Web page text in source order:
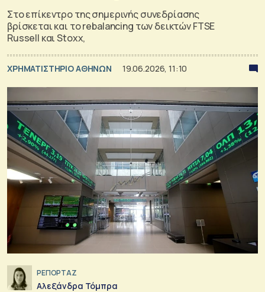
Στο επίκεντρο της σημερινής συνεδρίασης
βρίσκεται και το rebalancing των δεικτών FTSE
Russell και Stoxx,
XΡΗΜΑΤΙΣΤΗΡΙΟ ΑΘΗΝΩΝ 19.06.2026, 11:10
ΡΕΠΟΡΤΑΖ
Αλεξάνδρα Τόμπρα